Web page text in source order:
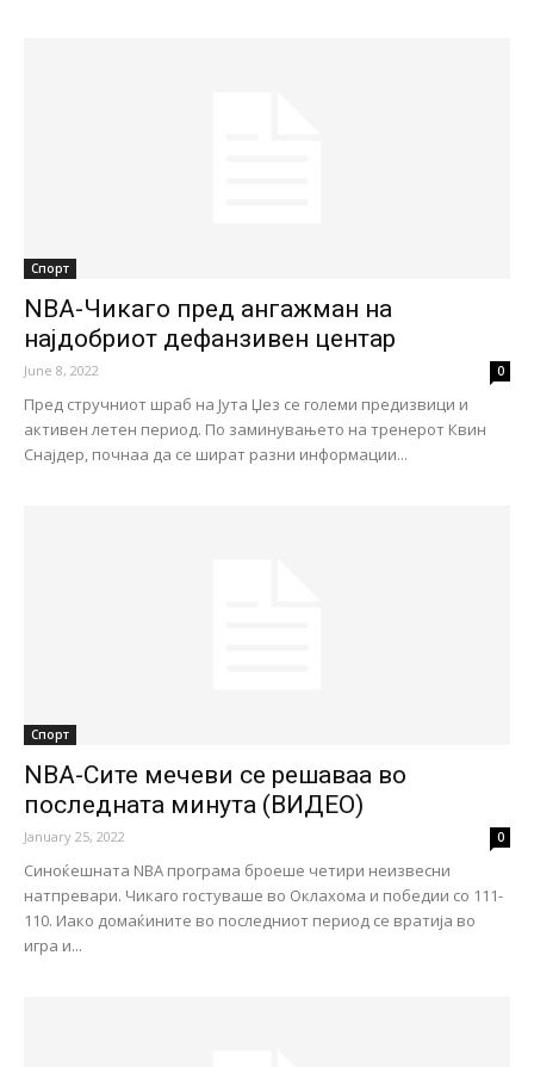
Спорт
NBA-Чикаго пред ангажман на
најдобриот дефанзивен центар
June 8, 2022 0
Пред стручниот шраб на Јута Џез се големи предизвици и
активен летен период. По заминувањето на тренерот Квин
Снајдер, почнаа да се шират разни информации...
Спорт
NBA-Сите мечеви се решаваа во
последната минута (ВИДЕО)
January 25, 2022 0
Синоќешната NBA програма броеше четири неизвесни
натпревари. Чикаго гостуваше во Оклахома и победии со 111-
110. Иако домаќините во последниот период се вратија во
игра и...